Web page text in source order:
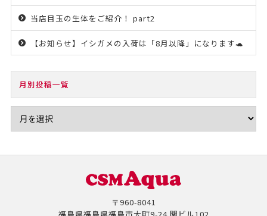
当店目玉の生体をご紹介！ part2
【お知らせ】イシガメの入荷は「8月以降」になります🐢
月別投稿一覧
〒960-8041